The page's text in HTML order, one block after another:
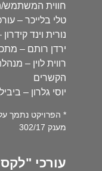
חווית
טלי בלייכר –
נורית וינד
ירדן רותם – מתכנת (ב-
רווית לוין –
הקשרים
יוסי גלרון –
* הפרויקט נתמך
מענק 302/17
עורכי